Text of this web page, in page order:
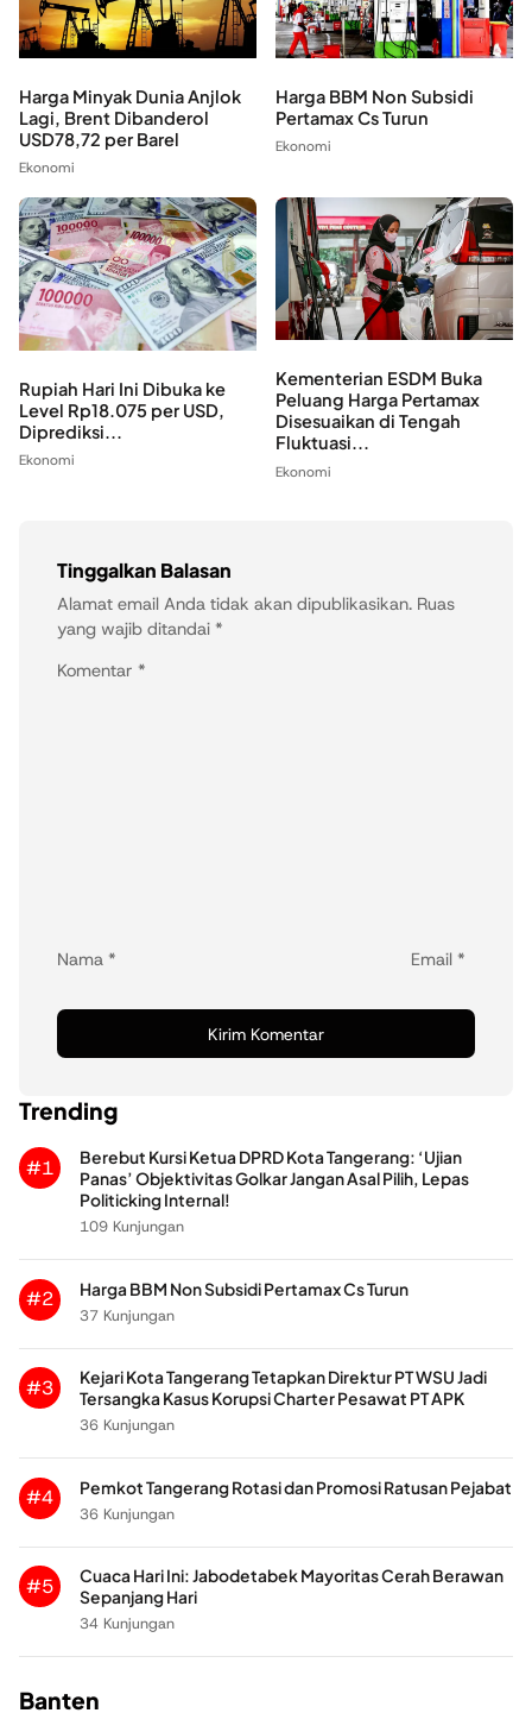
Harga Minyak Dunia Anjlok
Lagi, Brent Dibanderol
USD78,72 per Barel
Ekonomi
Harga BBM Non Subsidi
Pertamax Cs Turun
Ekonomi
Rupiah Hari Ini Dibuka ke
Level Rp18.075 per USD,
Diprediksi...
Ekonomi
Kementerian ESDM Buka
Peluang Harga Pertamax
Disesuaikan di Tengah
Fluktuasi...
Ekonomi
Tinggalkan Balasan
Alamat email Anda tidak akan dipublikasikan. Ruas
yang wajib ditandai *
Komentar *
Nama * Email *
Trending
#1
Berebut Kursi Ketua DPRD Kota Tangerang: ‘Ujian
Panas’ Objektivitas Golkar Jangan Asal Pilih, Lepas
Politicking Internal!
109 Kunjungan
#2
Harga BBM Non Subsidi Pertamax Cs Turun
37 Kunjungan
#3
Kejari Kota Tangerang Tetapkan Direktur PT WSU Jadi
Tersangka Kasus Korupsi Charter Pesawat PT APK
36 Kunjungan
#4
Pemkot Tangerang Rotasi dan Promosi Ratusan Pejabat
36 Kunjungan
#5
Cuaca Hari Ini: Jabodetabek Mayoritas Cerah Berawan
Sepanjang Hari
34 Kunjungan
Banten